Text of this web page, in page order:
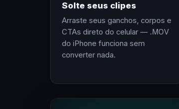
Solte seus clipes
Arraste seus ganchos, corpos e
CTAs direto do celular — .MOV
do iPhone funciona sem
converter nada.